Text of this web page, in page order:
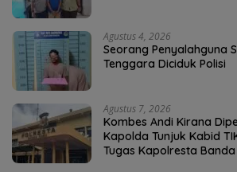
Agustus 4, 2026
Seorang Penyalahguna
Tenggara Diciduk Polisi
Agustus 7, 2026
Kombes Andi Kirana
Kapolda Tunjuk Kabid
Tugas Kapolresta Banda